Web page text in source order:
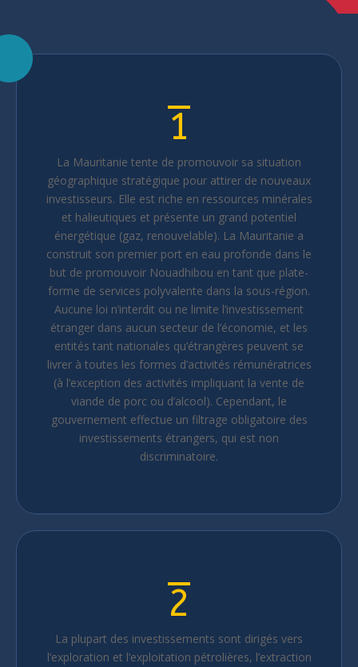
1
La Mauritanie tente de promouvoir sa situation
géographique stratégique pour attirer de nouveaux
investisseurs. Elle est riche en ressources minérales
et halieutiques et présente un grand potentiel
énergétique (gaz, renouvelable). La Mauritanie a
construit son premier port en eau profonde dans le
but de promouvoir Nouadhibou en tant que plate-
forme de services polyvalente dans la sous-région.
Aucune loi n’interdit ou ne limite l’investissement
étranger dans aucun secteur de l’économie, et les
entités tant nationales qu’étrangères peuvent se
livrer à toutes les formes d’activités rémunératrices
(à l’exception des activités impliquant la vente de
viande de porc ou d’alcool). Cependant, le
gouvernement effectue un filtrage obligatoire des
investissements étrangers, qui est non
discriminatoire.
2
La plupart des investissements sont dirigés vers
l’exploration et l’exploitation pétrolières, l’extraction